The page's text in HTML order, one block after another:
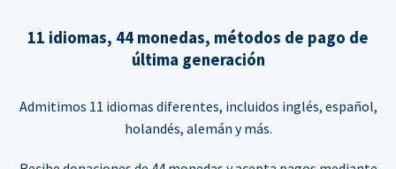
11 idiomas, 44 monedas, métodos de pago de
última generación
Admitimos 11 idiomas diferentes, incluidos inglés, español,
holandés, alemán y más.